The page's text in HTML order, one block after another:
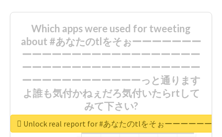
Which apps were used for tweeting
about #あなたのtlをそぉーーーーーーー
ーーーーーーーーーーーーーーーーーー
ーーーーーーーーーーーーーーーーーー
ーーーーーーーーーーーーっと通ります
よ誰も気付かねぇだろ気付いたらrtして
みて下さい?
Unlock real report for #あなたのtlをそぉーーーーーー